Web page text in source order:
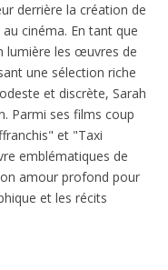
derrière la création de
cinéma. En tant que
lumière les œuvres de
une sélection riche
et discrète, Sarah
Parmi ses films coup
et "Taxi
emblématiques de
amour profond pour
et les récits